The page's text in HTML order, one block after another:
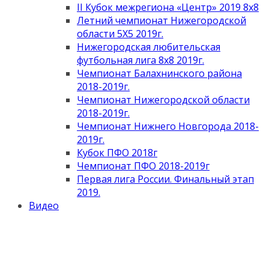
II Кубок межрегиона «Центр» 2019 8х8
Летний чемпионат Нижегородской
области 5Х5 2019г.
Нижегородская любительская
футбольная лига 8х8 2019г.
Чемпионат Балахнинского района
2018-2019г.
Чемпионат Нижегородской области
2018-2019г.
Чемпионат Нижнего Новгорода 2018-
2019г.
Кубок ПФО 2018г
Чемпионат ПФО 2018-2019г
Первая лига России. Финальный этап
2019.
Видео